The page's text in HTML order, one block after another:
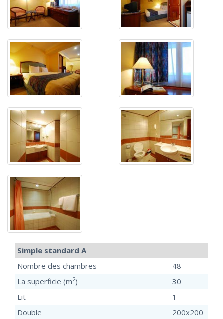
Simple standard A
Nombre des chambres
48
La superficie (m2)
30
Lit
1
Double
200х200